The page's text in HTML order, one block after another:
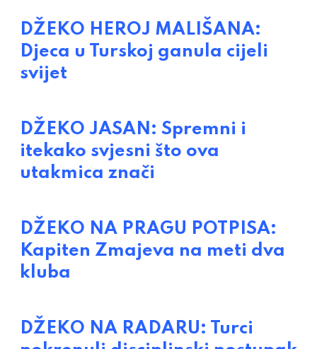
DŽEKO HEROJ MALIŠANA:
Djeca u Turskoj ganula cijeli
svijet
DŽEKO JASAN: Spremni i
itekako svjesni što ova
utakmica znači
DŽEKO NA PRAGU POTPISA:
Kapiten Zmajeva na meti dva
kluba
DŽEKO NA RADARU: Turci